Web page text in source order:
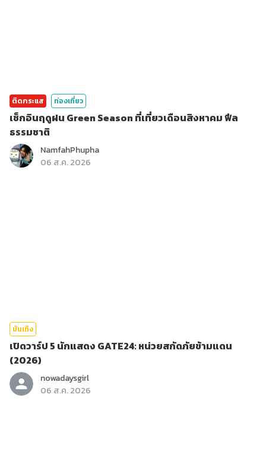
ติดกระแส ท่องเที่ยว
เช็กอินฤดูฝน Green Season ที่เที่ยวเดือนสิงหาคม ฟีล
ธรรมชาติ
NamfahPhupha
06 ส.ค. 2026
บันเทิง
เปิดวาร์ป 5 นักแสดง GATE24: หน่วยสกัดภัยข้ามแดน
(2026)
nowadaysgirl
06 ส.ค. 2026